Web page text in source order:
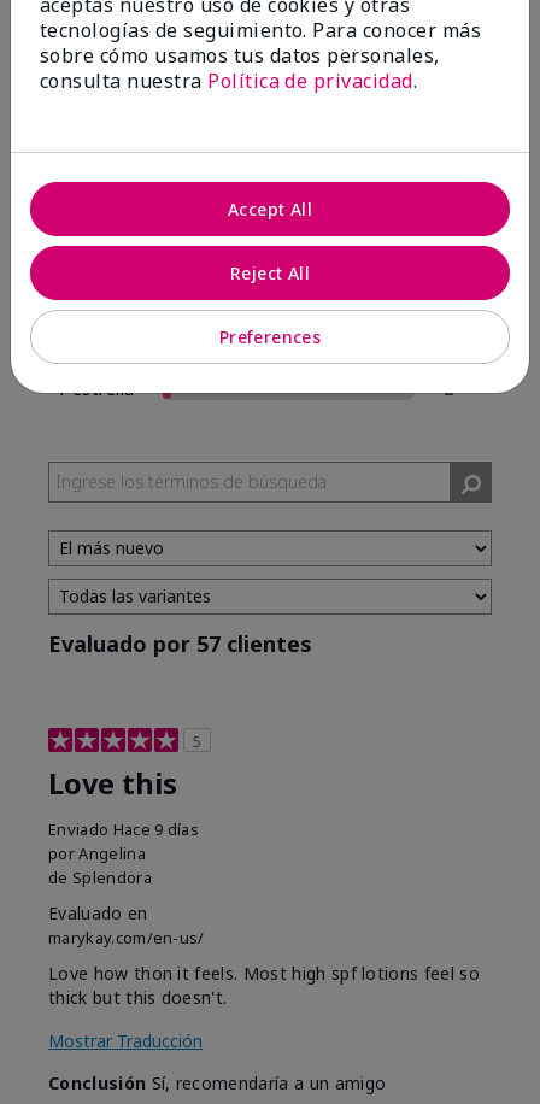
Escribir Una Opinión
3 estrellas
1
1 estrella
2
Evaluado por 57 clientes
5
Love this
Enviado Hace 9 días
porAngelina
de Splendora
Evaluado en
marykay.com/en-us/
Love how thon it feels. Most high spf lotions feel so
thick but this doesn't.
Mostrar Traducción
Conclusión Sí, recomendaría a un amigo
tecnologías de seguimiento. Para conocer más
sobre cómo usamos tus datos personales,
consulta nuestra Política de privacidad.
Preferences
Reject All
Accept All